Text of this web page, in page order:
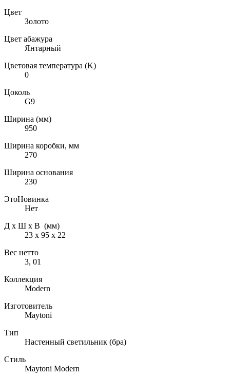
Цвет
Золото
Цвет абажура
Янтарный
Цветовая температура (K)
0
Цоколь
G9
Ширина (мм)
950
Ширина коробки, мм
270
Ширина основания
230
ЭтоНовинка
Нет
Д х Ш х В (мм)
23 х 95 х 22
Вес нетто
3, 01
Коллекция
Modern
Изготовитель
Maytoni
Тип
Настенный светильник (бра)
Стиль
Maytoni Modern